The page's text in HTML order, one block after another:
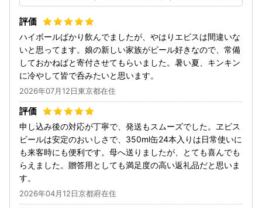
ハイボールばかり飲んでましたが、やはりエビスは間違いな
いと思ってます。娘の新しい家族がビール好きなので、常備
しておかねばと寄付させてもらいました。暑い夏、キンキン
に冷やして皆で呑みたいと思います。
2026年07月12日東京都在住
申し込み後の対応が丁寧で、発送もスムーズでした。ヱビス
ビールは安定のおいしさで、350ml缶24本入りは日常使いに
も来客時にも便利です。母へ送りましたが、とても喜んでも
らえました。贈答用としても満足度の高い返礼品だと思いま
す。
2026年04月12日京都府在住